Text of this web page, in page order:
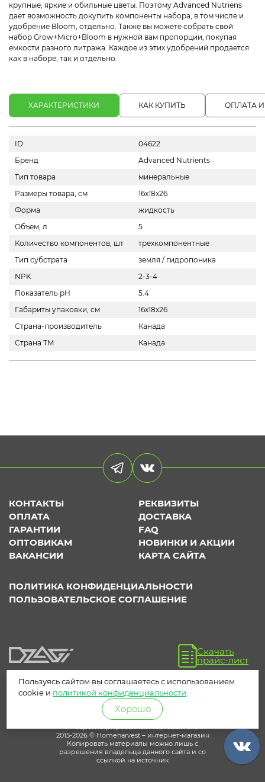
крупные, яркие и обильные цветы. Поэтому Advanced Nutriens
дает возможность докупить компоненты набора, в том числе и
удобрение Bloom, отдельно. Также вы можете собрать свой
набор Grow+Micro+Bloom в нужной вам пропорции, покупая
емкости разного литража. Каждое из этих удобрений продается
как в наборе, так и отдельно.
ХАРАКТЕРИСТИКИ КАК КУПИТЬ ОПЛАТА
ID
04622
Бренд
Advanced Nutrients
Тип товара
минеральные
Размеры товара, см
16х18х26
Форма
жидкость
Объем, л
5
Количество компонентов, шт
трехкомпонентные
Тип субстрата
земля / гидропоника
NPK
2-3-4
Показатель pH
5.4
Габариты упаковки, см
16х18х26
Страна-производитель
Канада
Страна ТМ
Канада
КОНТАКТЫ
РЕКВИЗИТЫ
ОПЛАТА
ДОСТАВКА
ГАРАНТИИ
FAQ
ОПТОВИКАМ
НОВИНКИ И АКЦИИ
ВАКАНСИИ
КАРТА САЙТА
ПОЛИТИКА КОНФИДЕНЦИАЛЬНОСТИ
ПОЛЬЗОВАТЕЛЬСКОЕ СОГЛАШЕНИЕ
Скачать
прайс-лист
® – зарегистрированный торговый знак
2015-2026 © Homeharvest – интернет-магазин
Копировать материалы можно лишь с
разрешения владельца данного сайта и со
ссылкой на источник
Пользуясь сайтом вы соглашаетесь с использованием
cookie и политикой конфиденциальности
Хорошо